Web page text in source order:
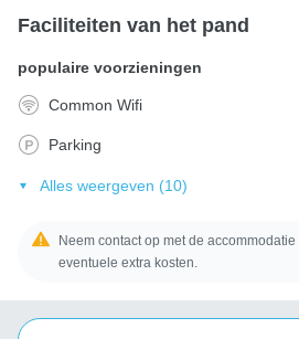
Faciliteiten van het pand
populaire voorzieningen
Common Wifi
Parking
Alles weergeven (10)
Neem contact op met de
eventuele extra kosten.